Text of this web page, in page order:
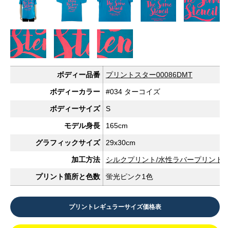
ボディー品番 プリントスター00086DMT
ボディーカラー #034 ターコイズ
ボディーサイズ S
モデル身長 165cm
グラフィックサイズ 29x30cm
加工方法 シルクプリント/水性ラバープリント
プリント箇所と色数 蛍光ピンク1色
プリントレギュラーサイズ価格表